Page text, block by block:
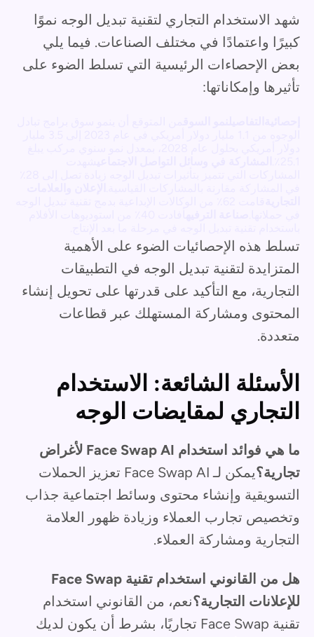
شهد الاستخدام التجاري لتقنية تبديل الوجه نموًا
كبيرًا واعتمادًا في مختلف الصناعات. فيما يلي
بعض الإحصاءات الرئيسية التي تسلط الضوء على
تأثيرها وإمكاناتها:
تسلط هذه الإحصائيات الضوء على الأهمية
المتزايدة لتقنية تبديل الوجه في التطبيقات
التجارية، مع التأكيد على قدرتها على تحويل إنشاء
المحتوى ومشاركة المستهلك عبر قطاعات
متعددة.
الأسئلة الشائعة: الاستخدام
التجاري لمقايضات الوجه
ما هي فوائد استخدام Face Swap AI لأغراض
تجارية؟
يمكن لـ Face Swap AI تعزيز الحملات
التسويقية وإنشاء محتوى وسائط اجتماعية جذاب
وتخصيص تجارب العملاء وزيادة ظهور العلامة
التجارية ومشاركة العملاء.
هل من القانوني استخدام تقنية Face Swap
للإعلانات التجارية؟نعم، من القانوني استخدام
تقنية Face Swap تجاريًا، بشرط أن يكون لديك